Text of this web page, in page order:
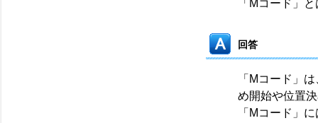
「Mコード」
回答
「Mコード」
め開始や位置
「Mコード」